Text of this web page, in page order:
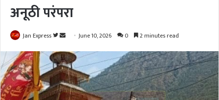
अनूठी परंपरा
Jan Express
F
l
l
o
w
n
d
a
n
June 10, 2026 0 2 minutes read